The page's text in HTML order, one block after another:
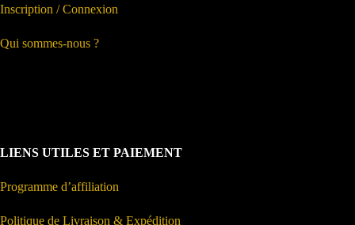
Inscription / Connexion
Qui sommes-nous ?
LIENS UTILES ET PAIEMENT
Programme d’affiliation
Politique de Livraison & Expédition